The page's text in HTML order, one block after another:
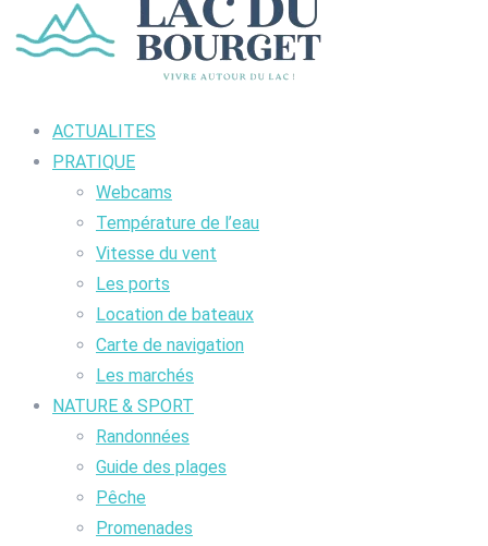
ACTUALITES
PRATIQUE
Webcams
Température de l’eau
Vitesse du vent
Les ports
Location de bateaux
Carte de navigation
Les marchés
NATURE & SPORT
Randonnées
Guide des plages
Pêche
Promenades